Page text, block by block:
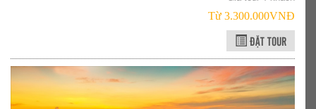
Từ 3.300.000VNÐ
ĐẶT TOUR